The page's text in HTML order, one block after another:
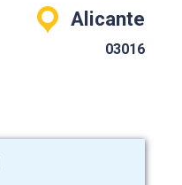
Alicante
03016